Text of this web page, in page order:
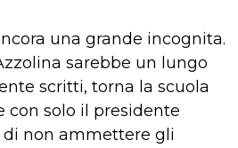
una grande incognita.
sarebbe un lungo
scritti, torna la scuola
con solo il presidente
non ammettere gli